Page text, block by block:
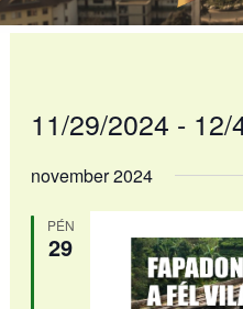
11/29/2024 - 12/
kiválasztása.
november 2024
PÉN
29